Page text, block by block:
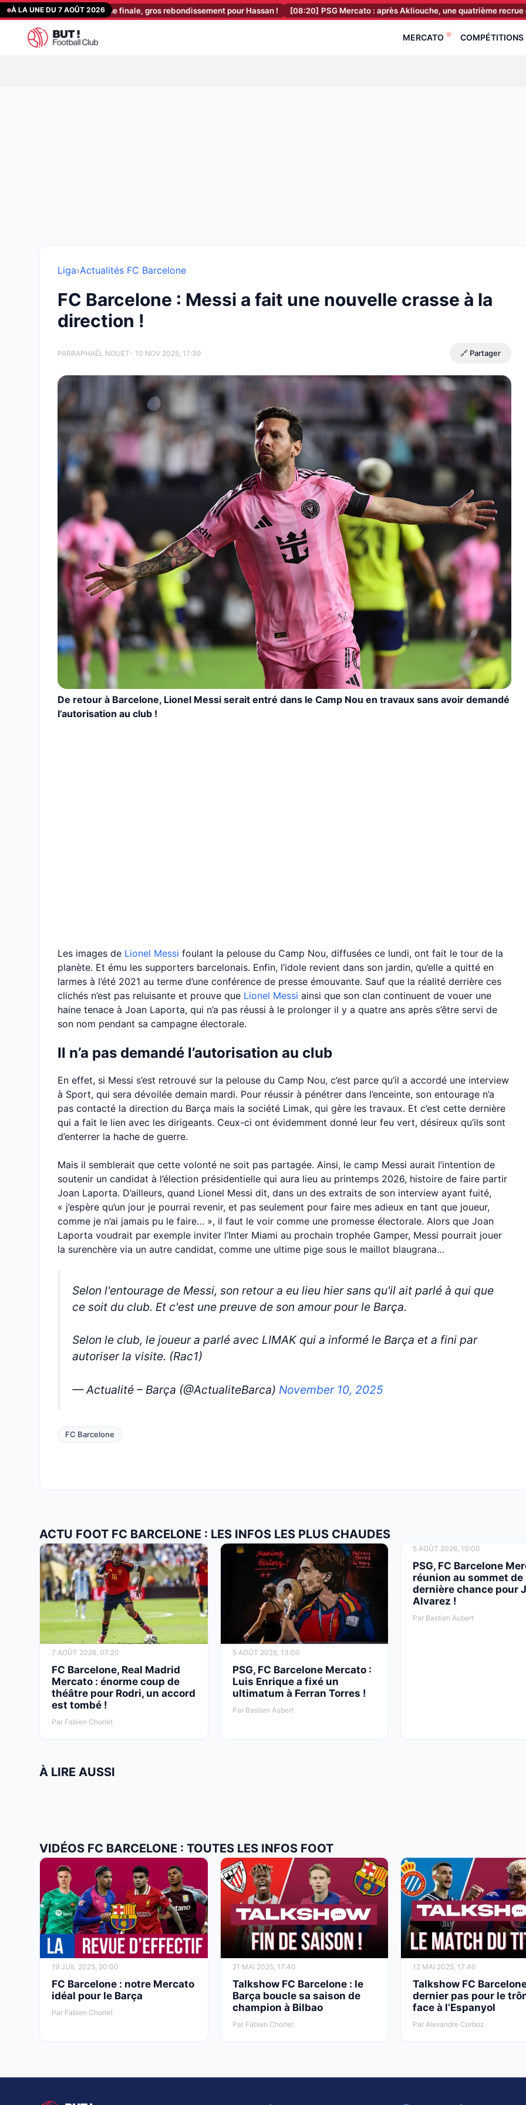
Aller
au
contenu
À LA UNE DU 7 AOÛT 2026
donné sa réponse finale, gros rebondissement pour Hassan ! [08:20] PSG Mercato : après Akliouche, une quatrième recrue déjà en
MERCATO COMPÉTITIONS
Liga›Actualités FC Barcelone
FC Barcelone : Messi a fait une nouvelle crasse à la
direction !
PARRAPHAËL NOUET- 10 NOV 2025, 17:39 🔗 Partager
De retour à Barcelone, Lionel Messi serait entré dans le Camp Nou en travaux sans avoir demandé
l’autorisation au club !
Les images de Lionel Messi foulant la pelouse du Camp Nou, diffusées ce lundi, ont fait le tour de la
planète. Et ému les supporters barcelonais. Enfin, l’idole revient dans son jardin, qu’elle a quitté en
larmes à l’été 2021 au terme d’une conférence de presse émouvante. Sauf que la réalité derrière ces
clichés n’est pas reluisante et prouve que Lionel Messi ainsi que son clan continuent de vouer une
haine tenace à Joan Laporta, qui n’a pas réussi à le prolonger il y a quatre ans après s’être servi de
son nom pendant sa campagne électorale.
Il n’a pas demandé l’autorisation au club
En effet, si Messi s’est retrouvé sur la pelouse du Camp Nou, c’est parce qu’il a accordé une interview
à Sport, qui sera dévoilée demain mardi. Pour réussir à pénétrer dans l’enceinte, son entourage n’a
pas contacté la direction du Barça mais la société Limak, qui gère les travaux. Et c’est cette dernière
qui a fait le lien avec les dirigeants. Ceux-ci ont évidemment donné leur feu vert, désireux qu’ils sont
d’enterrer la hache de guerre.
Mais il semblerait que cette volonté ne soit pas partagée. Ainsi, le camp Messi aurait l’intention de
soutenir un candidat à l’élection présidentielle qui aura lieu au printemps 2026, histoire de faire partir
Joan Laporta. D’ailleurs, quand Lionel Messi dit, dans un des extraits de son interview ayant fuité,
« j’espère qu’un jour je pourrai revenir, et pas seulement pour faire mes adieux en tant que joueur,
comme je n’ai jamais pu le faire… », il faut le voir comme une promesse électorale. Alors que Joan
Laporta voudrait par exemple inviter l’Inter Miami au prochain trophée Gamper, Messi pourrait jouer
la surenchère via un autre candidat, comme une ultime pige sous le maillot blaugrana…
Selon l'entourage de Messi, son retour a eu lieu hier sans qu'il ait parlé à qui que
ce soit du club. Et c'est une preuve de son amour pour le Barça.
Selon le club, le joueur a parlé avec LIMAK qui a informé le Barça et a fini par
autoriser la visite. (Rac1)
— Actualité – Barça (@ActualiteBarca) November 10, 2025
FC Barcelone
ACTU FOOT FC BARCELONE : LES INFOS LES PLUS CHAUDES
7 AOÛT 2026, 07:20
FC Barcelone, Real Madrid
Mercato : énorme coup de
théâtre pour Rodri, un accord
est tombé !
Par Fabien Chorlet
5 AOÛT 2026, 13:00
PSG, FC Barcelone Mercato :
Luis Enrique a fixé un
ultimatum à Ferran Torres !
Par Bastien Aubert
5 AOÛT 2026, 10:00
PSG, FC Barcelone
réunion au sommet de
dernière chance pour
Alvarez !
Par Bastien Aubert
À LIRE AUSSI
VIDÉOS FC BARCELONE : TOUTES LES INFOS FOOT
19 JUIL 2025, 20:00
FC Barcelone : notre Mercato
idéal pour le Barça
Par Fabien Chorlet
21 MAI 2025, 17:40
Talkshow FC Barcelone : le
Barça boucle sa saison de
champion à Bilbao
Par Fabien Chorlet
12 MAI 2025, 17:40
Talkshow FC
dernier pas pour le
face à l’Espanyol
Par Alexandre Corboz